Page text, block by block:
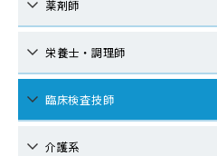
薬剤師
栄養士・調理師
臨床検査技師
介護系